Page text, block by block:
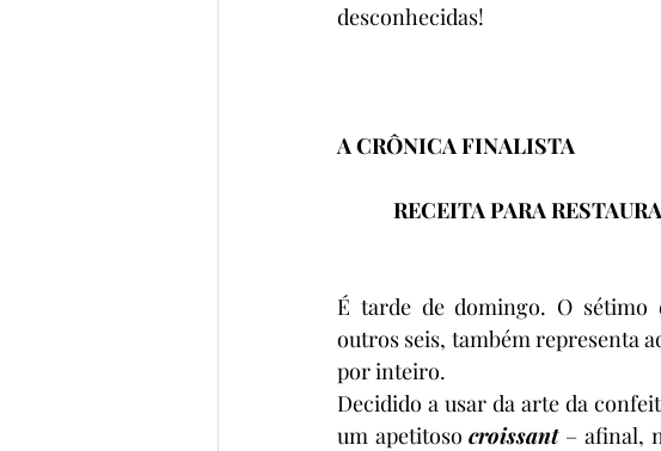
desconhecidas!
A CRÔNICA FINALISTA
RECEITA PARA
É tarde de domingo. O sétimo
outros seis, também representa
por inteiro.
Decidido a usar da arte da
um apetitoso croissant – afinal,